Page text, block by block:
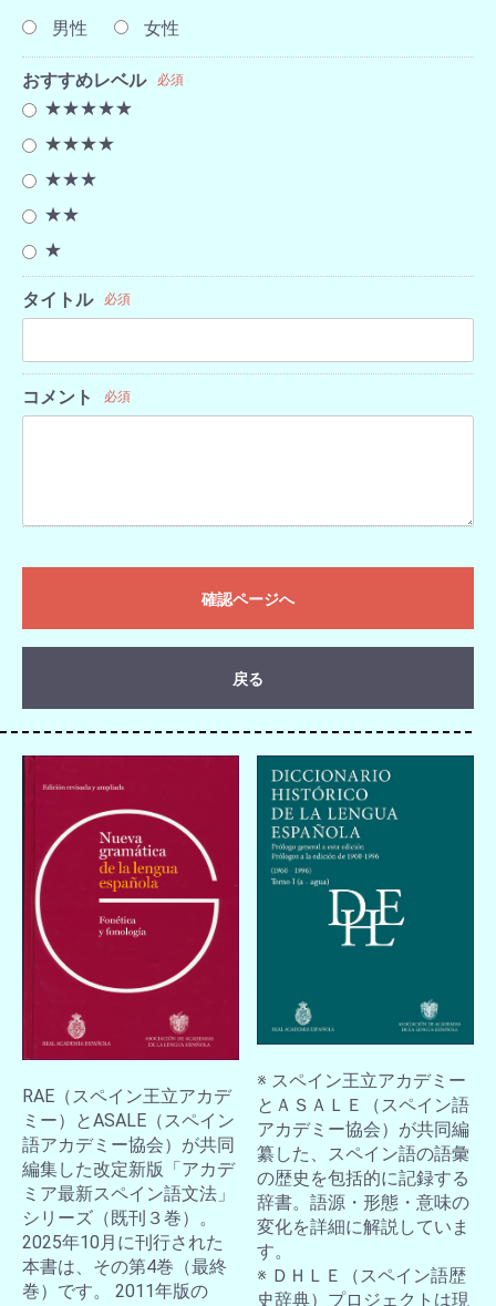
男性
女性
おすすめレベル 必須
★★★★★
★★★★
★★★
★★
★
タイトル 必須
コメント 必須
確認ページへ
戻る
RAE（スペイン王立アカデ
ミー）とASALE（スペイン
語アカデミー協会）が共同
編集した改定新版「アカデ
ミア最新スペイン語文法」
シリーズ（既刊３巻）。
2025年10月に刊行された
本書は、その第4巻（最終
巻）です。 2011年版の
※ スペイン王立アカデミー
とＡＳＡＬＥ（スペイン語
アカデミー協会）が共同編
纂した、スペイン語の語彙
の歴史を包括的に記録する
辞書。語源・形態・意味の
変化を詳細に解説していま
す。
※ ＤＨＬＥ（スペイン語歴
史辞典）プロジェクトは現